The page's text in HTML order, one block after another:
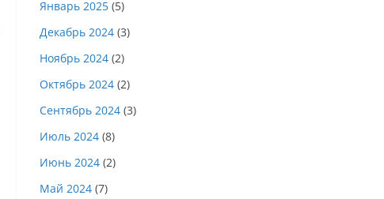
Январь 2025 (5)
Декабрь 2024 (3)
Ноябрь 2024 (2)
Октябрь 2024 (2)
Сентябрь 2024 (3)
Июль 2024 (8)
Июнь 2024 (2)
Май 2024 (7)